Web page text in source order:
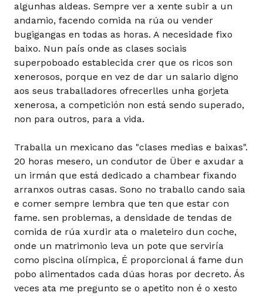
algunhas aldeas. Sempre ver a xente subir a un
andamio, facendo comida na rúa ou vender
bugigangas en todas as horas. A necesidade fixo
baixo. Nun país onde as clases sociais
superpoboado establecida crer que os ricos son
xenerosos, porque en vez de dar un salario digno
aos seus traballadores ofrecerlles unha gorjeta
xenerosa, a competición non está sendo superado,
non para outros, para a vida.
Traballa un mexicano das "clases medias e baixas".
20 horas mesero, un condutor de Über e axudar a
un irmán que está dedicado a chambear fixando
arranxos outras casas. Sono no traballo cando saia
e comer sempre lembra que ten que estar con
fame. sen problemas, a densidade de tendas de
comida de rúa xurdir ata o maleteiro dun coche,
onde un matrimonio leva un pote que serviría
como piscina olímpica, É proporcional á fame dun
pobo alimentados cada dúas horas por decreto. Ás
veces ata me pregunto se o apetito non é o xesto